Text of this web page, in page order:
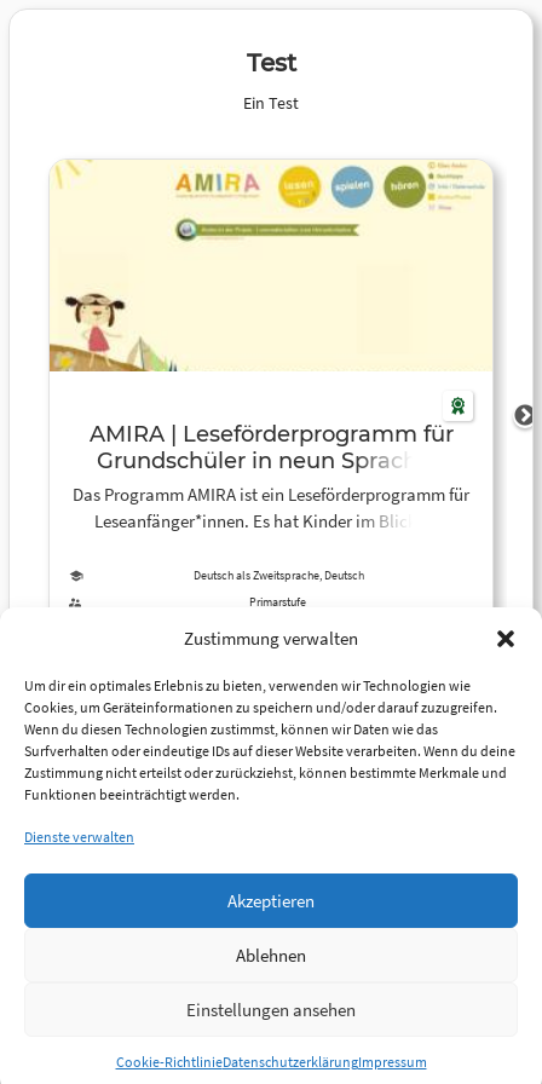
Zustimmung verwalten
Um dir ein optimales Erlebnis zu bieten, verwenden wir Technologien wie
Cookies, um Geräteinformationen zu speichern und/oder darauf zuzugreifen.
Wenn du diesen Technologien zustimmst, können wir Daten wie das
Surfverhalten oder eindeutige IDs auf dieser Website verarbeiten. Wenn du deine
Zustimmung nicht erteilst oder zurückziehst, können bestimmte Merkmale und
Funktionen beeinträchtigt werden.
Dienste verwalten
Akzeptieren
Ablehnen
Einstellungen ansehen
Cookie-RichtlinieDatenschutzerklärungImpressum
Test
Ein Test
AMIRA | Leseförderprogramm für
Grundschüler in neun Sprachen
Das Programm AMIRA ist ein Leseförderprogramm für
Leseanfänger*innen. Es hat Kinder im Blick, die
bearbeitet, so dass sie Erstlesern möglichst keine
sprachlichen Verständnisprobleme machen. Dazu gibt
es Spiele und Geschichten zum Hören. Konzept und
Redaktion: Elisabeth Simon Autoren: Für die größte
Anzahl der Texte Elisabeth Simon, für einige Texte und
für die Hörgeschichten sind die Autoren deutlich
benannt. Martin Baltscheit hat einige Hörgeschichten
hinterlassen, mit denen er unser Programm
unterstützt. Auf seiner eigenen Website findet man
Türkisch: Marietta Rohrer-Ipekkaya und Cetin
Italienisch: Veronica Terrone Arabisch: Leila
Deutsch als Zweitsprache, Deutsch
Primarstufe
Zum Inhalt